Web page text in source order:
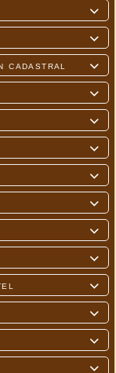



cadastral










